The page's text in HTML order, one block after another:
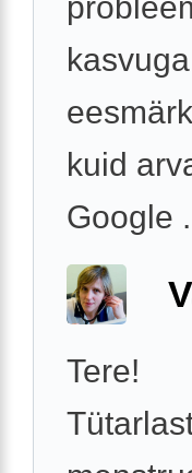
kuid
Google
Tere!